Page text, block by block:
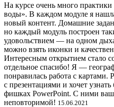
На курсе очень много практики
воды». В каждом модуле я
новый контент. Домашние
но каждый модуль построен
удовольствием — на одном
можно взять иконки и
Интересным открытием стало
отдельное спасибо! Я —
понравилась работа с картами.
с презентациями и хочет
фишках PowerPoint. С ними
неповторимой! 15.06.2021